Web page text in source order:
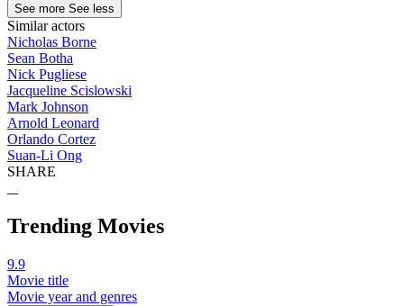
See more See less
Similar actors
Nicholas Borne
Sean Botha
Nick Pugliese
Jacqueline Scislowski
Mark Johnson
Arnold Leonard
Orlando Cortez
Suan-Li Ong
SHARE
Trending Movies
9.9
Movie title
Movie year and genres